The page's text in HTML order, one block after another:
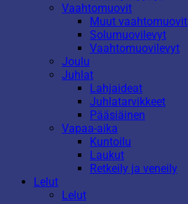
Vaahtomuovit
Muut vaahtomuovit
Solumuovilevyt
Vaahtomuovilevyt
Joulu
Juhlat
Lahjaideat
Juhlatarvikkeet
Pääsiäinen
Vapaa-aika
Kuntoilu
Laukut
Retkeily ja veneily
Lelut
Lelut